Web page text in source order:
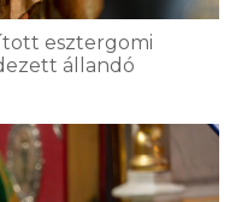
esztergomi
állandó